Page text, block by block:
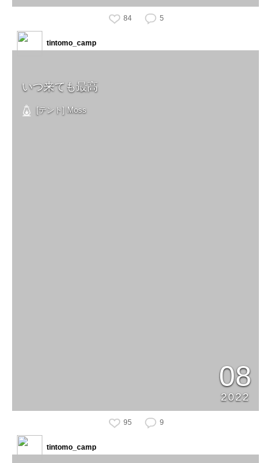
84 5
いつ来ても最高
[テント] Moss
08
2022
tintomo_camp
95 9
tintomo_camp